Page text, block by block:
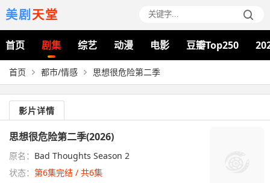
美剧天堂
首页 剧集 综艺 动漫 电影 豆瓣Top250
首页 都市/情感 思想很危险第二季
影片详情
思想很危险第二季(2026)
原名： Bad Thoughts Season 2
状态： 第6集完结 / 共6集